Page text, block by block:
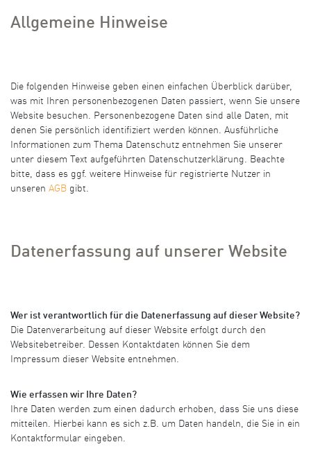
Allgemeine Hinweise
Die folgenden Hinweise geben einen einfachen Überblick darüber,
was mit Ihren personenbezogenen Daten passiert, wenn Sie unsere
Website besuchen. Personenbezogene Daten sind alle Daten, mit
denen Sie persönlich identifiziert werden können. Ausführliche
Informationen zum Thema Datenschutz entnehmen Sie unserer
unter diesem Text aufgeführten Datenschutzerklärung. Beachte
bitte, dass es ggf. weitere Hinweise für registrierte Nutzer in
unseren AGB gibt.
Datenerfassung auf unserer Website
Wer ist verantwortlich für die Datenerfassung auf dieser Website?
Die Datenverarbeitung auf dieser Website erfolgt durch den
Websitebetreiber. Dessen Kontaktdaten können Sie dem
Impressum dieser Website entnehmen.
Wie erfassen wir Ihre Daten?
Ihre Daten werden zum einen dadurch erhoben, dass Sie uns diese
mitteilen. Hierbei kann es sich z.B. um Daten handeln, die Sie in ein
Kontaktformular eingeben.